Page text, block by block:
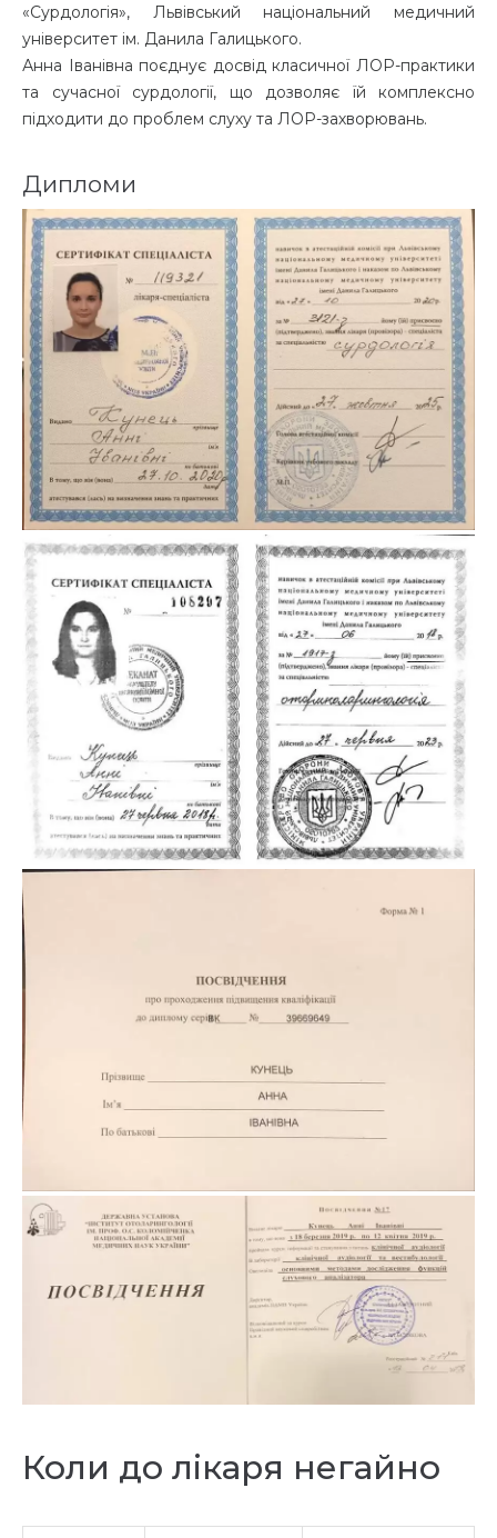
«Сурдологія», Львівський національний медичний
університет ім. Данила Галицького.
Анна Іванівна поєднує досвід класичної ЛОР-практики
та сучасної сурдології, що дозволяє їй комплексно
підходити до проблем слуху та ЛОР-захворювань.
Дипломи
Коли до лікаря негайно